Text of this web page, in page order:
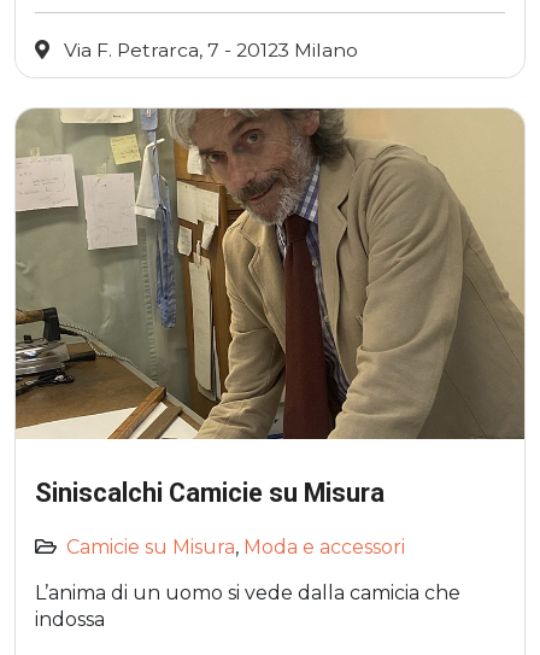
Via F. Petrarca, 7 - 20123 Milano
Siniscalchi Camicie su Misura
Camicie su Misura, Moda e accessori
L’anima di un uomo si vede dalla camicia che
indossa